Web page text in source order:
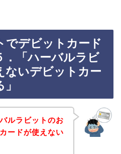
でデビットカード
．「ハーバルラビ
ないデビットカー
ルラビットのお
ードが使えない